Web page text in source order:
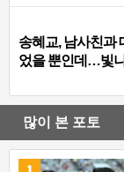
송혜교, 남사친과
었을 뿐인데…빛
많이 본 포토